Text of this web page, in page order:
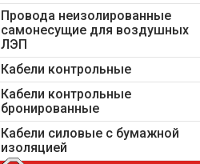
Провода неизолированные
самонесущие для воздушных
ЛЭП
Кабели контрольные
Кабели контрольные
бронированные
Кабели силовые с бумажной
изоляцией